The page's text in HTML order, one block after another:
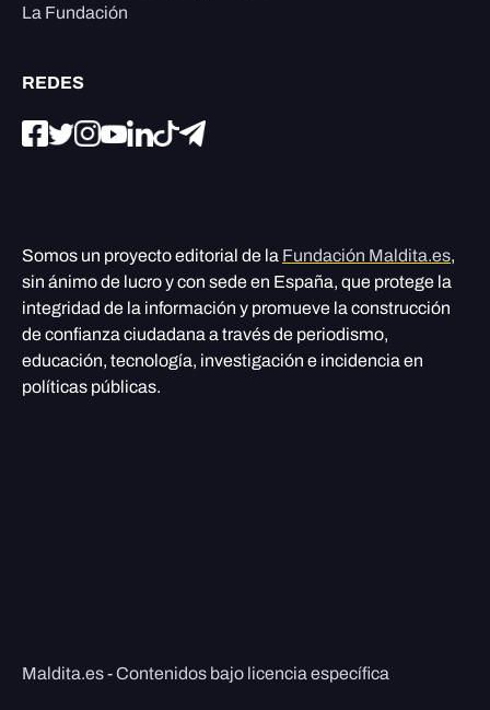
La Fundación
REDES
Somos un proyecto editorial de la Fundación Maldita.es,
sin ánimo de lucro y con sede en España, que protege la
integridad de la información y promueve la construcción
de confianza ciudadana a través de periodismo,
educación, tecnología, investigación e incidencia en
políticas públicas.
Maldita.es - Contenidos bajo licencia específica